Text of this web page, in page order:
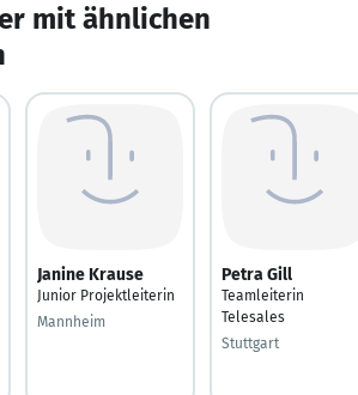
mit ähnlichen
Janine Krause
Junior Projektleiterin
Mannheim
Petra Gill
Teamleiterin
Telesales
Stuttgart